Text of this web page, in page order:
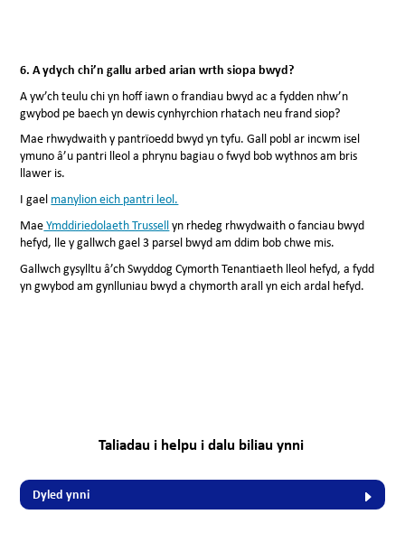
6.A ydych chi’n gallu arbed arian wrth siopa bwyd?
A yw’ch teulu chi yn hoff iawn o frandiau bwyd ac a fydden nhw’n
gwybod pe baech yn dewis cynhyrchion rhatach neu frand siop?
Mae rhwydwaith y pantrïoedd bwyd yn tyfu. Gall pobl ar incwm isel
ymuno â’u pantri lleol a phrynu bagiau o fwyd bob wythnos am bris
llawer is.
I gael manylion eich pantri leol.
MaeYmddiriedolaeth Trussellyn rhedeg rhwydwaith o fanciau bwyd
hefyd, lle y gallwch gael 3 parsel bwyd am ddim bob chwe mis.
Gallwch gysylltu â’ch Swyddog Cymorth Tenantiaeth lleol hefyd, a fydd
yn gwybod am gynlluniau bwyd a chymorth arall yn eich ardal hefyd.
Taliadau i helpu i dalu biliau ynni
Dyled ynni